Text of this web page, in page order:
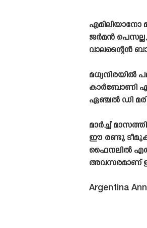
എമിലിയാനോ
ജർമൻ പെസല്ല,
വാലന്റൈൻ
കാർബോണി
ഏഞ്ചൽ ഡി
മാർച്ച്
ഈ രണ്ടു
ഫൈനലിൽ
അവസരമാണ്
Argentina